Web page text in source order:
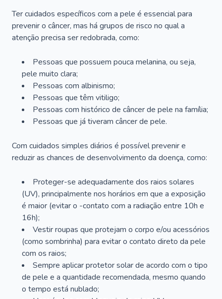
Ter cuidados específicos com a pele é essencial para
prevenir o câncer, mas há grupos de risco no qual a
atenção precisa ser redobrada, como:
Pessoas que possuem pouca melanina, ou seja,
pele muito clara;
Pessoas com albinismo;
Pessoas que têm vitiligo;
Pessoas com histórico de câncer de pele na família;
Pessoas que já tiveram câncer de pele.
Com cuidados simples diários é possível prevenir e
reduzir as chances de desenvolvimento da doença, como:
Proteger-se adequadamente dos raios solares
(UV), principalmente nos horários em que a exposição
é maior (evitar o -contato com a radiação entre 10h e
16h);
Vestir roupas que protejam o corpo e/ou acessórios
(como sombrinha) para evitar o contato direto da pele
com os raios;
Sempre aplicar protetor solar de acordo com o tipo
de pele e a quantidade recomendada, mesmo quando
o tempo está nublado;